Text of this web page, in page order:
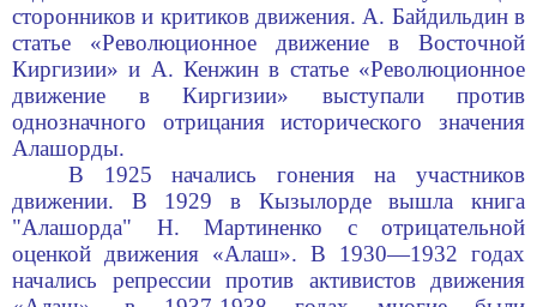
сторонников и критиков движения. А. Байдильдинв
статье «Революционное движение в Восточной
Киргизии» и А. Кенжин в статье «Революционное
движение в Киргизии» выступали против
однозначного отрицания исторического значения
Алашорды.
В 1925 начались гонения на участников
движении. В 1929 в Кызылорде вышла книга
"Алашорда" Н. Мартиненко с отрицательной
оценкой движения «Алаш». В 1930—1932 годах
начались репрессии против активистов движения